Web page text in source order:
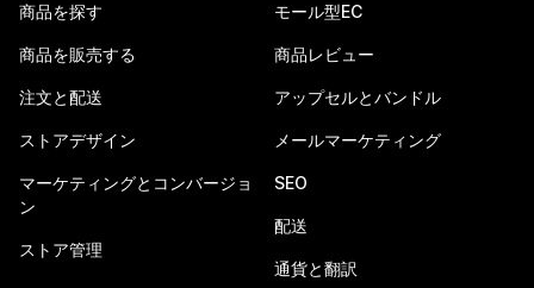
商品を探す
商品を販売する
注文と配送
ストアデザイン
マーケティングとコンバージョ
ン
ストア管理
モール型EC
商品レビュー
アップセルとバンドル
メールマーケティング
SEO
配送
通貨と翻訳